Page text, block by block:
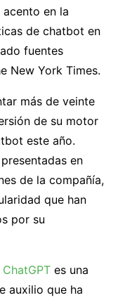
en la
de chatbot en
fuentes
New York Times.
más de veinte
de su motor
este año.
en
de la compañía,
que han
por su
ChatGPT es una
auxilio que ha